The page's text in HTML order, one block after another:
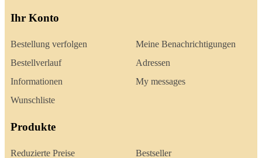
Ihr Konto
Bestellung verfolgen
Bestellverlauf
Informationen
Wunschliste
Meine Benachrichtigungen
Adressen
My messages
Produkte
Reduzierte Preise Bestseller